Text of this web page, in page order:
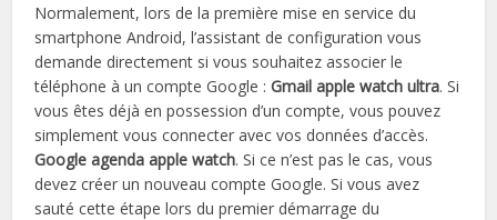
Normalement, lors de la première mise en service du
smartphone Android, l’assistant de configuration vous
demande directement si vous souhaitez associer le
téléphone à un compte Google :Gmail apple watch ultra. Si
vous êtes déjà en possession d’un compte, vous pouvez
simplement vous connecter avec vos données d’accès.
Google agenda apple watch. Si ce n’est pas le cas, vous
devez créer un nouveau compte Google. Si vous avez
sauté cette étape lors du premier démarrage du